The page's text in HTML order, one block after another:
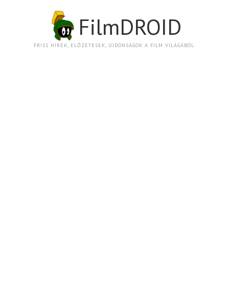
FilmDROID
FRISS HÍREK, ELŐZETESEK, ÚJDONSÁGOK A FILM VILÁGÁBÓL.